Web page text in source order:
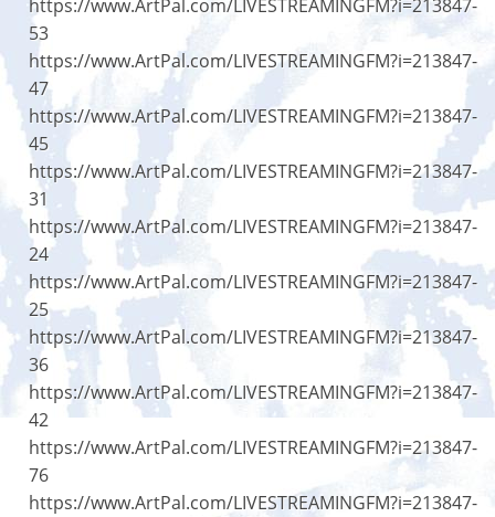
https://www.ArtPal.com/LIVESTREAMINGFM?i=213847-
53
https://www.ArtPal.com/LIVESTREAMINGFM?i=213847-
47
https://www.ArtPal.com/LIVESTREAMINGFM?i=213847-
45
https://www.ArtPal.com/LIVESTREAMINGFM?i=213847-
31
https://www.ArtPal.com/LIVESTREAMINGFM?i=213847-
24
https://www.ArtPal.com/LIVESTREAMINGFM?i=213847-
25
https://www.ArtPal.com/LIVESTREAMINGFM?i=213847-
36
https://www.ArtPal.com/LIVESTREAMINGFM?i=213847-
42
https://www.ArtPal.com/LIVESTREAMINGFM?i=213847-
76
https://www.ArtPal.com/LIVESTREAMINGFM?i=213847-